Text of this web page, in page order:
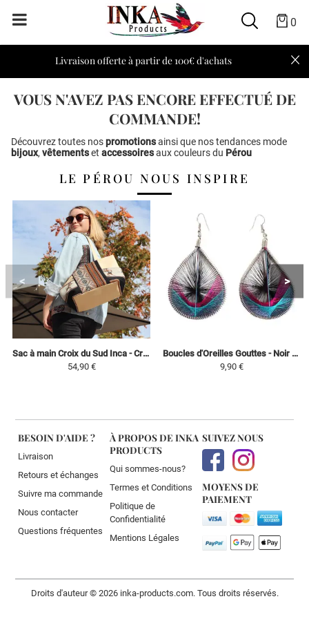
0
Livraison offerte à partir de 100€ d'achats
VOUS N'AVEZ PAS ENCORE EFFECTUÉ DE
COMMANDE!
Découvrez toutes nospromotionsainsi que nos tendances mode
bijoux, vêtementset accessoiresaux couleurs du Pérou
LE PÉROU NOUS INSPIRE
Sac à main Croix du Sud Inca - Crème/Noir et nuances marrons - Tissu Traditionnel Péruvien
54,90 €
Boucles d'Oreilles Gouttes - Noir / Fuchsia / Turquoise
9,90 €
BESOIN D'AIDE ?
Livraison
Retours et échanges
Suivre ma commande
Nous contacter
Questions fréquentes
À PROPOS DE INKA
PRODUCTS
Qui sommes-nous?
Termes et Conditions
Politique de
Confidentialité
Mentions Légales
SUIVEZ NOUS
MOYENS DE
PAIEMENT
Droits d'auteur © 2026 inka-products.com. Tous droits réservés.